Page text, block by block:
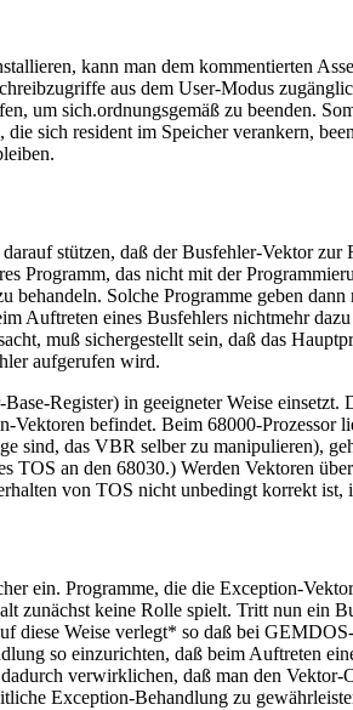
kann man dem kommentierten
aus dem User-Modus
um sich.ordnungsgemäß zu beenden.
sich resident im Speicher verankern,
stützen, daß der Busfehler-Vektor
Programm, das nicht mit der
behandeln. Solche Programme geben
Auftreten eines Busfehlers nichtmehr
muß sichergestellt sein, daß das
aufgerufen wird.
Register) in geeigneter Weise
befindet. Beim 68000-
sind, das VBR selber zu manipulieren),
TOS an den 68030.) Werden Vektoren
von TOS nicht unbedingt korrekt ist,
ein. Programme, die die Exception-
zunächst keine Rolle spielt. Tritt nun ein
Weise verlegt* so daß bei
so einzurichten, daß beim Auftreten
verwirklichen, daß man den
Exception-Behandlung zu